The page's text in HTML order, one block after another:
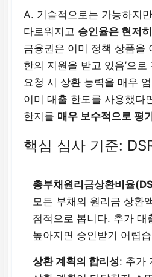
A. 기술적으로는 가능하지
다로워지고 승인율은 현저
금융권은 이미 정책 상품을
한의 지원을 받고 있음’으
요청 시 상환 능력을 매우
이미 대출 한도를 사용했다
한지를 매우 보수적으로 평
핵심 심사 기준:
총부채원리금상환비율
모든 부채의 원리금 상환
점적으로 봅니다. 추가 대
높아지면 승인받기 어렵
상환 계획의 합리성: 추가